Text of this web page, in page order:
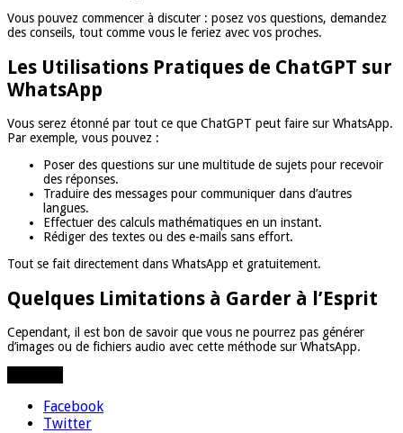
Vous pouvez commencer à discuter : posez vos questions, demandez
des conseils, tout comme vous le feriez avec vos proches.
Les Utilisations Pratiques de ChatGPT sur
WhatsApp
Vous serez étonné par tout ce que ChatGPT peut faire sur WhatsApp.
Par exemple, vous pouvez :
Poser des questions sur une multitude de sujets pour recevoir
des réponses.
Traduire des messages pour communiquer dans d’autres
langues.
Effectuer des calculs mathématiques en un instant.
Rédiger des textes ou des e-mails sans effort.
Tout se fait directement dans WhatsApp et gratuitement.
Quelques Limitations à Garder à l’Esprit
Cependant, il est bon de savoir que vous ne pourrez pas générer
d’images ou de fichiers audio avec cette méthode sur WhatsApp.
Facebook
Twitter